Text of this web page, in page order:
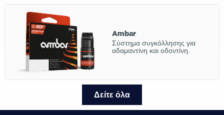
Ambar
Σύστημα συγκόλλησης για
αδαμαντίνη και οδοντίνη.
Δείτε όλα